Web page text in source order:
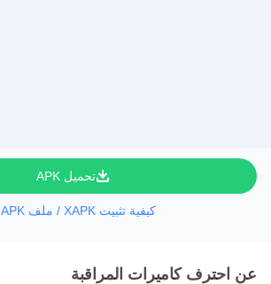
تحميل APK
كيفية تثبيت XAPK / ملف APK
عن احترف كاميرات المراقبة